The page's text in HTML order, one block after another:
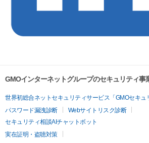
GMOインターネットグループのセキュリティ事
世界初総合ネットセキュリティサービス「GMOセキュ
パスワード漏洩診断
Webサイトリスク診断
セキュリティ相談AIチャットボット
実在証明・盗聴対策